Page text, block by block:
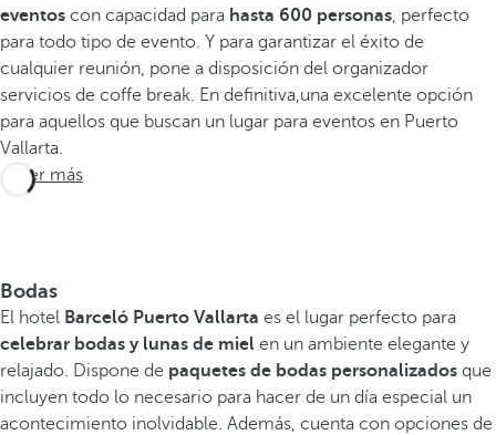
eventos con capacidad para hasta 600 personas , perfecto
para todo tipo de evento. Y para garantizar el éxito de
cualquier reunión, pone a disposición del organizador
servicios de coffe break. En definitiva,una excelente opción
para aquellos que buscan un lugar para eventos en Puerto
Vallarta.
Saber más
Bodas
El hotel Barceló Puerto Vallarta es el lugar perfecto para
celebrar bodas y lunas de miel en un ambiente elegante y
relajado. Dispone de paquetes de bodas personalizados que
incluyen todo lo necesario para hacer de un día especial un
acontecimiento inolvidable. Además, cuenta con opciones de